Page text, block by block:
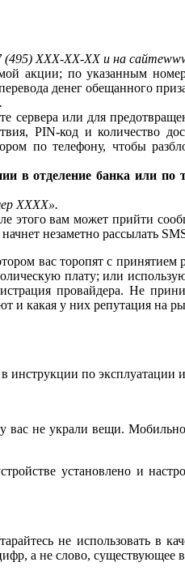
ХХХ-ХХ-ХХ и на
акции; по указанным
денег обещанного
сервера или для
PIN-код и количество
по телефону, чтобы
в отделение банка или по
ХХХХ».
этого вам может прийти
незаметно рассылать
вас торопят с принятием
плату; или
провайдера. Не
и какая у них репутация на
инструкции по эксплуатации
не украли вещи.
установлено и
не использовать в
а не слово, существующее в